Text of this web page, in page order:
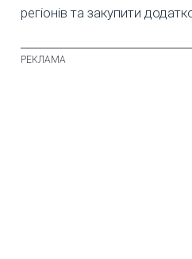
регіонів та закупити